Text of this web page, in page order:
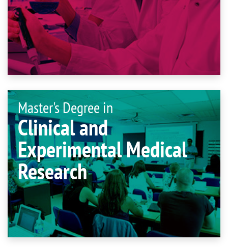
Master's Degree in
Clinical and
Experimental Medical
Research